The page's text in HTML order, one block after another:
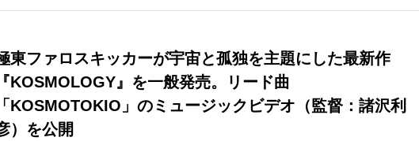
東ファロスキッカーが宇宙と孤独を主題にした最新作
『KOSMOLOGY』を一般発売。リード曲
「KOSMOTOKIO」のミュージックビデオ（監督：諸沢利
）を公開